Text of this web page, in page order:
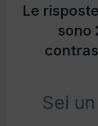
Le
sono
Sei